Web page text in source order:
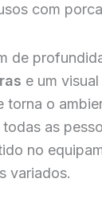
com
de
e um
torna o
as
no
variados.